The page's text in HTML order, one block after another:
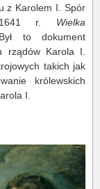
z Karolem I. Spór
1641 r. Wielka
to dokument
rządów Karola I.
takich jak
królewskich
I.